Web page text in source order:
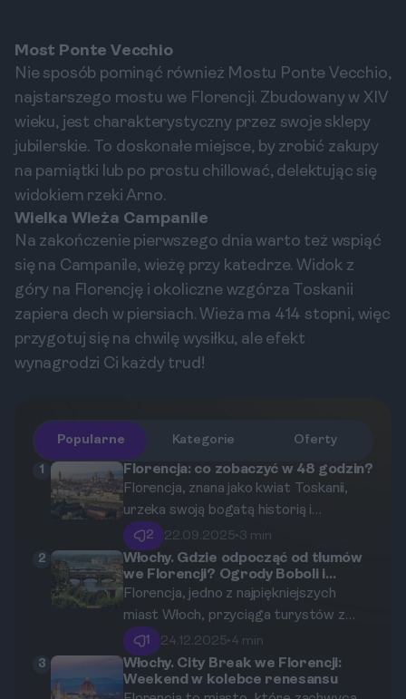
Most Ponte Vecchio
Nie sposób pominąć również Mostu Ponte Vecchio,
najstarszego mostu we Florencji. Zbudowany w XIV
wieku, jest charakterystyczny przez swoje sklepy
jubilerskie. To doskonałe miejsce, by zrobić zakupy
na pamiątki lub po prostu chillować, delektując się
widokiem rzeki Arno.
Wielka Wieża Campanile
Na zakończenie pierwszego dnia warto też wspiąć
się na Campanile, wieżę przy katedrze. Widok z
góry na Florencję i okoliczne wzgórza Toskanii
zapiera dech w piersiach. Wieża ma 414 stopni, więc
przygotuj się na chwilę wysiłku, ale efekt
wynagrodzi Ci każdy trud!
Popularne Kategorie Oferty
1
Florencja: co zobaczyć w 48 godzin?
Florencja, znana jako kwiat Toskanii,
urzeka swoją bogatą historią i
architekturą. Głęboko zakorzeniona w
renesansowych tradycjach, jest
prawdziwym skarbem sztuki, który
warto odkryć. W ciągu 48 godzin
będziesz miał okazję zwiedzić
najważniejsze zabytki, spróbować
lokalnych przysmaków oraz poczuć
atmosferę tego niesamowitego
2 22.09.2025•3 min
2
Włochy. Gdzie odpocząć od tłumów
we Florencji? Ogrody Boboli i
Bardini
Florencja, jedno z najpiękniejszych
miast Włoch, przyciąga turystów z
całego świata. W gąszczu miejskiego
zgiełku i tłumów zwiedzających łatwo
poczuć się przytłoczonym. Na
1 24.12.2025•4 min
3
Włochy. City Break we Florencji:
Weekend w kolebce renesansu